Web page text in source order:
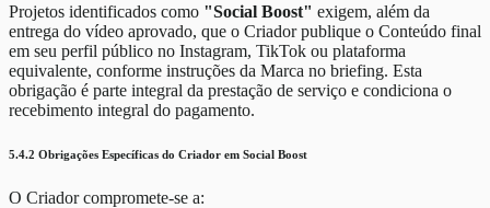
Projetos identificados como "Social Boost" exigem, além da
entrega do vídeo aprovado, que o Criador publique o Conteúdo final
em seu perfil público no Instagram, TikTok ou plataforma
equivalente, conforme instruções da Marca no briefing. Esta
obrigação é parte integral da prestação de serviço e condiciona o
recebimento integral do pagamento.
5.4.2 Obrigações Específicas do Criador em Social Boost
O Criador compromete-se a: